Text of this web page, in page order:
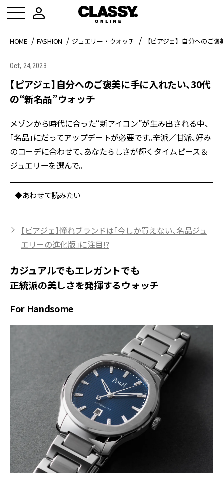
HOME FASHION ジュエリー・ウォッチ 【ピアジェ】自分へのご
Oct, 24,2023
【ピアジェ】自分へのご褒美に手に入れたい、30代
の“新名品”ウォッチ
メゾンから時代に合った“新アイコン”が生み出される中、
「名品」にだってアップデートが必要です。辛派／甘派、好み
のコーデに合わせて、あなたらしさが輝くタイムピース＆
ジュエリーを選んで。
◆あわせて読みたい
【ピアジェ】憧れブランドは「今しか買えない、名品ジュ
エリーの進化版」に注目!?
カジュアルでもエレガントでも
正統派の美しさを発揮するウォッチ
For Handsome